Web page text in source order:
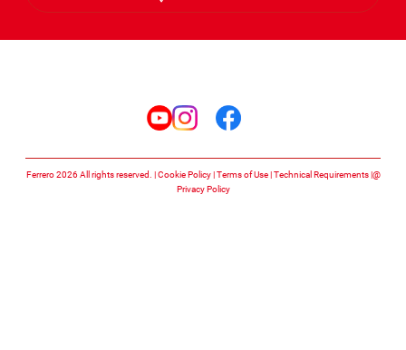
@Ferrero 2026 All rights reserved.
Cookie Policy Terms of Use Technical Requirements
Privacy Policy